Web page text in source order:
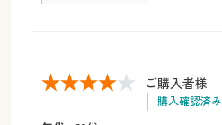
ご購入者様
購入確認済み